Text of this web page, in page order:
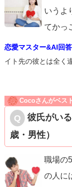
いうよ
てかっ
恋愛マスター&AI回
イト先の彼とは全く
Cocoさんがベス
彼氏がい
歳・男性）
職場の
の人に